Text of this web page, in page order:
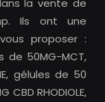
la vente de
Ils ont une
proposer :
de 50MG-MCT,
gélules de 50
RHODIOLE,